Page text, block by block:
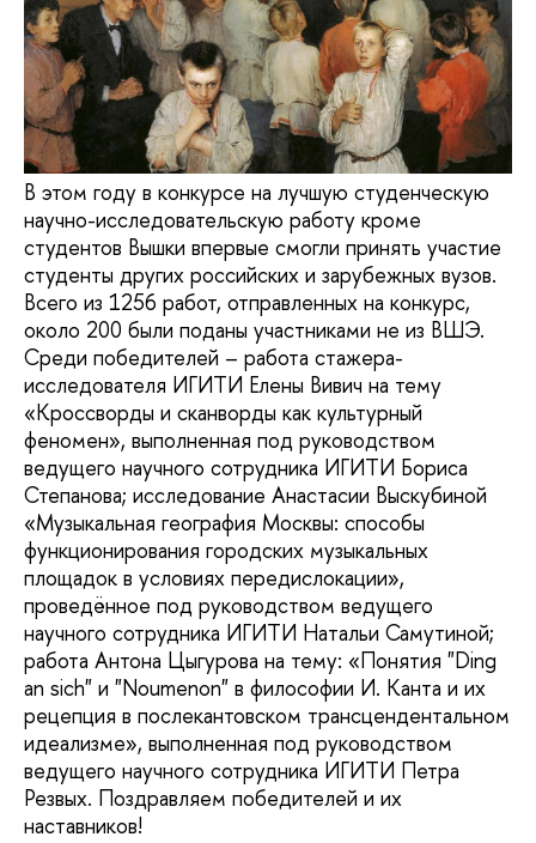
В этом году в конкурсе на лучшую студенческую
научно-исследовательскую работу кроме
студентов Вышки впервые смогли принять участие
студенты других российских и зарубежных вузов.
Всего из 1256 работ, отправленных на конкурс,
около 200 были поданы участниками не из ВШЭ.
Среди победителей – работа стажера-
исследователя ИГИТИ Елены Вивич на тему
«Кроссворды и сканворды как культурный
феномен», выполненная под руководством
ведущего научного сотрудника ИГИТИ Бориса
Степанова; исследование Анастасии Выскубиной
«Музыкальная география Москвы: способы
функционирования городских музыкальных
площадок в условиях передислокации»,
проведённое под руководством ведущего
научного сотрудника ИГИТИ Натальи Самутиной;
работа Антона Цыгурова на тему: «Понятия "Ding
an sich" и "Noumenon" в философии И. Канта и их
рецепция в послекантовском трансцендентальном
идеализме», выполненная под руководством
ведущего научного сотрудника ИГИТИ Петра
Резвых. Поздравляем победителей и их
наставников!